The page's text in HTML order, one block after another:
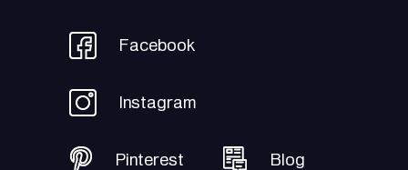
Facebook
Instagram
Pinterest Blog